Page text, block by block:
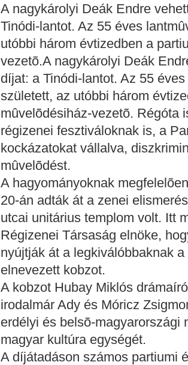
A nagykárolyi Deák Endre
Tinódi-lantot. Az 55 éves
utóbbi három évtizedben a
vezetõ.A nagykárolyi Deák
díjat: a Tinódi-lantot. Az 55
született, az utóbbi három
mûvelõdésiház-vezetõ. Régóta
régizenei fesztiváloknak is, a
kockázatokat vállalva,
mûvelõdést.
A hagyományoknak
20-án adták át a zenei
utcai unitárius templom volt. Itt
Régizenei Társaság elnöke,
nyújtják át a legkiválóbbaknak
elnevezett kobzot.
A kobzot Hubay Miklós
irodalmár Ady és Móricz
erdélyi és belsõ-magyarországi
magyar kultúra egységét.
A díjátadáson számos partiumi